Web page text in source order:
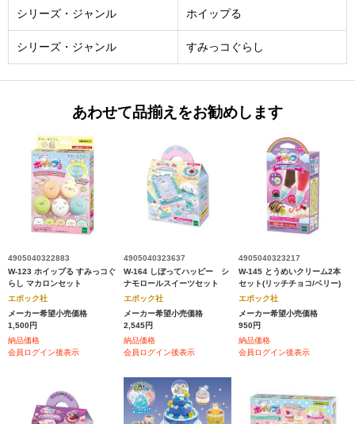
シリーズ・ジャンル ホイップる
シリーズ・ジャンル すみっコぐらし
あわせて品揃えをお勧めします
4905040322883
W-123 ホイップる すみっコぐ
らし マカロンセット
エポック社
メーカー希望小売価格
1,500円
納品価格
会員ログイン後表示
4905040323637
W-164 しぼってハッピー シ
ナモロールスイーツセット
エポック社
メーカー希望小売価格
2,545円
納品価格
会員ログイン後表示
4905040323217
W-145 とうめいクリーム2本
セット(リッチチョコ/ベリー)
エポック社
メーカー希望小売価格
950円
納品価格
会員ログイン後表示